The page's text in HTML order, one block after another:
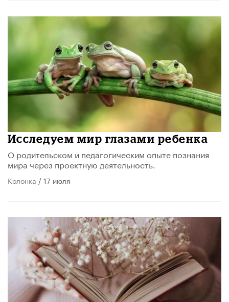
Исследуем мир глазами ребенка
О родительском и педагогическим опыте познания
мира через проектную деятельность.
Колонка / 17 июля